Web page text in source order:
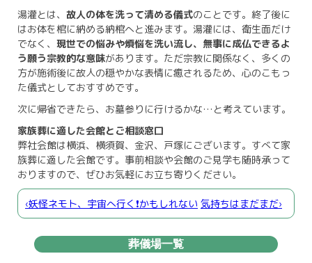
湯灌とは、 故人の体を洗って清める儀式のことです。終了後に
はお体を棺に納める納棺へと進みます。湯灌には、衛生面だけ
でなく、 現世での悩みや煩悩を洗い流し、無事に成仏できるよ
う願う宗教的な意味があります。ただ宗教に関係なく、多くの
方が施術後に故人の穏やかな表情に癒されるため、心のこもっ
た儀式としておすすめです。
次に帰省できたら、お墓参りに行けるかな…と考えています。
家族葬に適した会館とご相談窓口
弊社会館は横浜、横須賀、金沢、戸塚にございます。すべて家
族葬に適した会館です。事前相談や会館のご見学も随時承って
おりますので、ぜひお気軽にお立ち寄りください。
‹妖怪ネモト、宇宙へ行く❗️かもしれない 気持ちはまだまだ›
葬儀場一覧